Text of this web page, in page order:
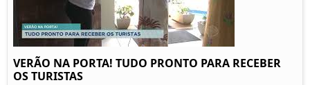
VERÃO NA PORTA! TUDO PRONTO PARA RECEBER
OS TURISTAS